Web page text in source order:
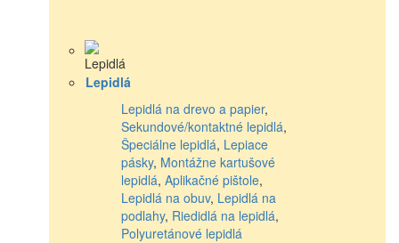
Lepidlá
Lepidlá na drevo a papier,
Sekundové/kontaktné lepidlá,
Špeciálne lepidlá, Lepiace
pásky, Montážne kartušové
lepidlá, Aplikačné pištole,
Lepidlá na obuv, Lepidlá na
podlahy, Riedidlá na lepidlá,
Polyuretánové lepidlá